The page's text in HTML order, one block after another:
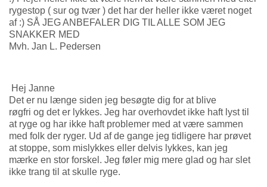
rygestop ( sur og tvær ) det har der heller ikke været noget
af :) SÅ JEG ANBEFALER DIG TIL ALLE SOM JEG
SNAKKER MED
Mvh. Jan L. Pedersen
Hej Janne
Det er nu længe siden jeg besøgte dig for at blive
røgfri og det er lykkes. Jeg har overhovdet ikke haft lyst til
at ryge og har ikke haft problemer med at være sammen
med folk der ryger. Ud af de gange jeg tidligere har prøvet
at stoppe, som mislykkes eller delvis lykkes, kan jeg
mærke en stor forskel. Jeg føler mig mere glad og har slet
ikke trang til at skulle ryge.